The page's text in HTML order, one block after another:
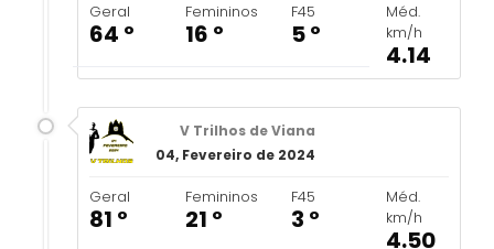
Geral
64 º
Femininos
16 º
F45
5 º
Méd.
km/h
4.14
V Trilhos de Viana
04, Fevereiro de 2024
Geral
81 º
Femininos
21 º
F45
3 º
Méd.
km/h
4.50